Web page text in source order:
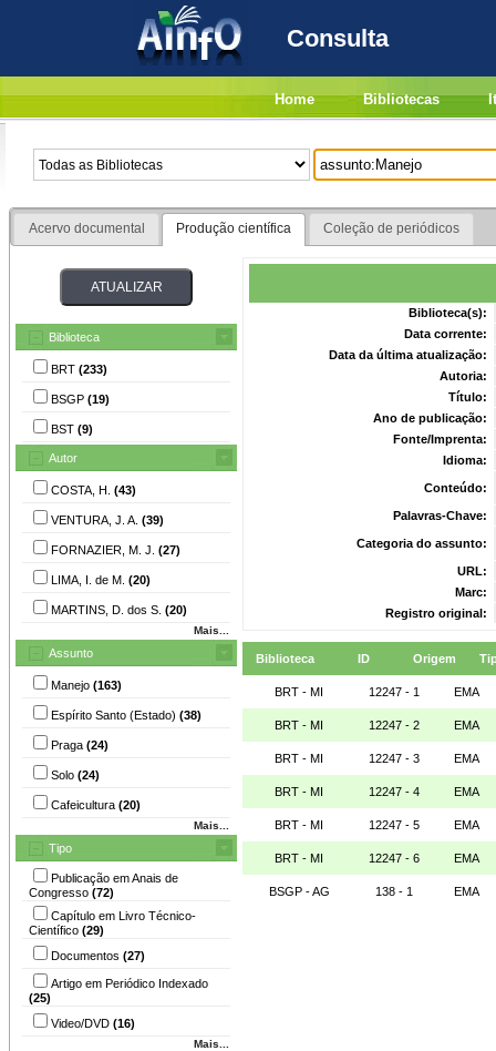
Consulta
Home Bibliotecas
Acervo documental Produção científica Coleção de periódicos
Biblioteca
BRT (233)
BSGP (19)
BST (9)
Autor
COSTA, H. (43)
VENTURA, J. A. (39)
FORNAZIER, M. J. (27)
LIMA, I. de M. (20)
MARTINS, D. dos S. (20)
Mais...
Assunto
Manejo (163)
Espírito Santo (Estado) (38)
Praga (24)
Solo (24)
Cafeicultura (20)
Mais...
Tipo
Publicação em Anais de
Congresso (72)
Capítulo em Livro Técnico-
Científico (29)
Documentos (27)
Artigo em Periódico Indexado
(25)
Video/DVD (16)
Mais...
Biblioteca(s):
Data corrente:
Data da última atualização:
Autoria:
Título:
Ano de publicação:
Fonte/Imprenta:
Idioma:
Conteúdo:
Palavras-Chave:
Categoria do assunto:
URL:
Marc:
Registro original:
Biblioteca ID Origem
BRT - MI 12247 - 1 EMA
BRT - MI 12247 - 2 EMA
BRT - MI 12247 - 3 EMA
BRT - MI 12247 - 4 EMA
BRT - MI 12247 - 5 EMA
BRT - MI 12247 - 6 EMA
BSGP - AG 138 - 1 EMA